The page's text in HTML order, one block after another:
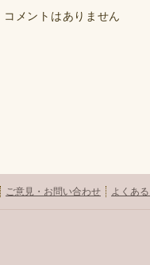
コメントはありません
ご意見・お問い合わせ よくあ